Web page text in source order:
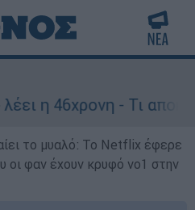
- Τι αποκάλυψε
το μυαλό: Το Netflix έφερε
οι φαν έχουν κρυφό νο1 στην